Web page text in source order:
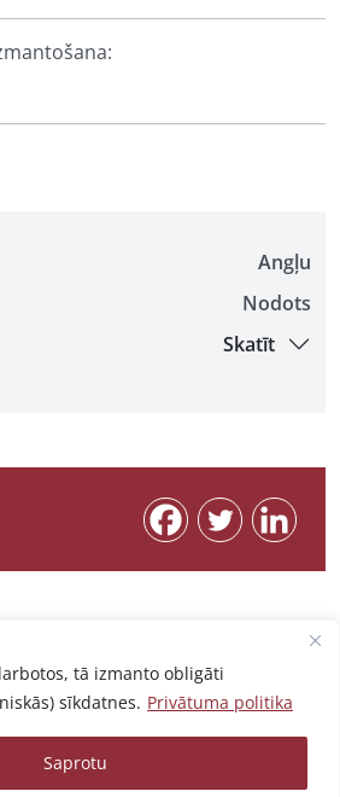
tā izmanto obligāti
sīkdatnes. Privātuma politika
Saprotu
Angļu
Nodots
Skatīt
atjaunota 07.08.2026
datubāze